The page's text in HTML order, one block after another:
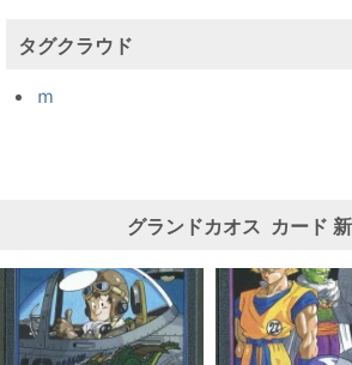
タグクラウド
ｍ
グランドカオス カード